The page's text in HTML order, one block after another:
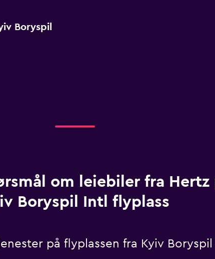
Boryspil
om leiebiler fra Hertz
Boryspil Intl flyplass
på flyplassen fra Kyiv